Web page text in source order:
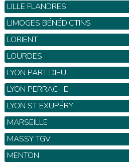
LILLE FLANDRES
LIMOGES BÉNÉDICTINS
LORIENT
LOURDES
LYON PART DIEU
LYON PERRACHE
LYON ST EXUPÉRY
MARSEILLE
MASSY TGV
MENTON